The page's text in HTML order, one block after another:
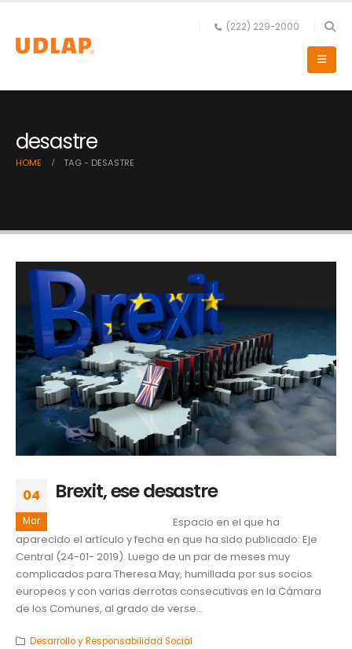
(222) 229-2000
desastre
HOME TAG - DESASTRE
04
Mar
Brexit, ese desastre
Espacio en el que ha
aparecido el artículo y fecha en que ha sido publicado: Eje
Central (24-01- 2019). Luego de un par de meses muy
complicados para Theresa May, humillada por sus socios
europeos y con varias derrotas consecutivas en la Cámara
de los Comunes, al grado de verse...
Desarrollo y Responsabilidad Social